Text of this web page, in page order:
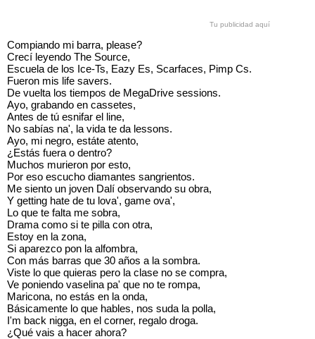
Tu publicidad aquí
Compiando mi barra, please?
Crecí leyendo The Source,
Escuela de los Ice-Ts, Eazy Es, Scarfaces, Pimp Cs.
Fueron mis life savers.
De vuelta los tiempos de MegaDrive sessions.
Ayo, grabando en cassetes,
Antes de tú esnifar el line,
No sabías na', la vida te da lessons.
Ayo, mi negro, estáte atento,
¿Estás fuera o dentro?
Muchos murieron por esto,
Por eso escucho diamantes sangrientos.
Me siento un joven Dalí observando su obra,
Y getting hate de tu lova', game ova',
Lo que te falta me sobra,
Drama como si te pilla con otra,
Estoy en la zona,
Si aparezco pon la alfombra,
Con más barras que 30 años a la sombra.
Viste lo que quieras pero la clase no se compra,
Ve poniendo vaselina pa' que no te rompa,
Maricona, no estás en la onda,
Básicamente lo que hables, nos suda la polla,
I'm back nigga, en el corner, regalo droga.
¿Qué vais a hacer ahora?